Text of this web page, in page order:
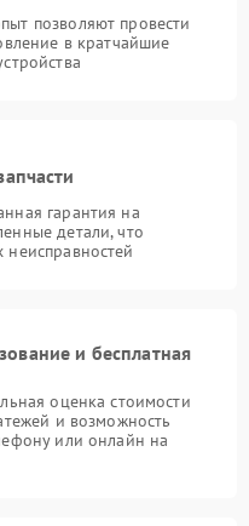
позволяют провести
в кратчайшие
гарантия на
детали, что
и бесплатная
оценка стоимости
и возможность
или онлайн на